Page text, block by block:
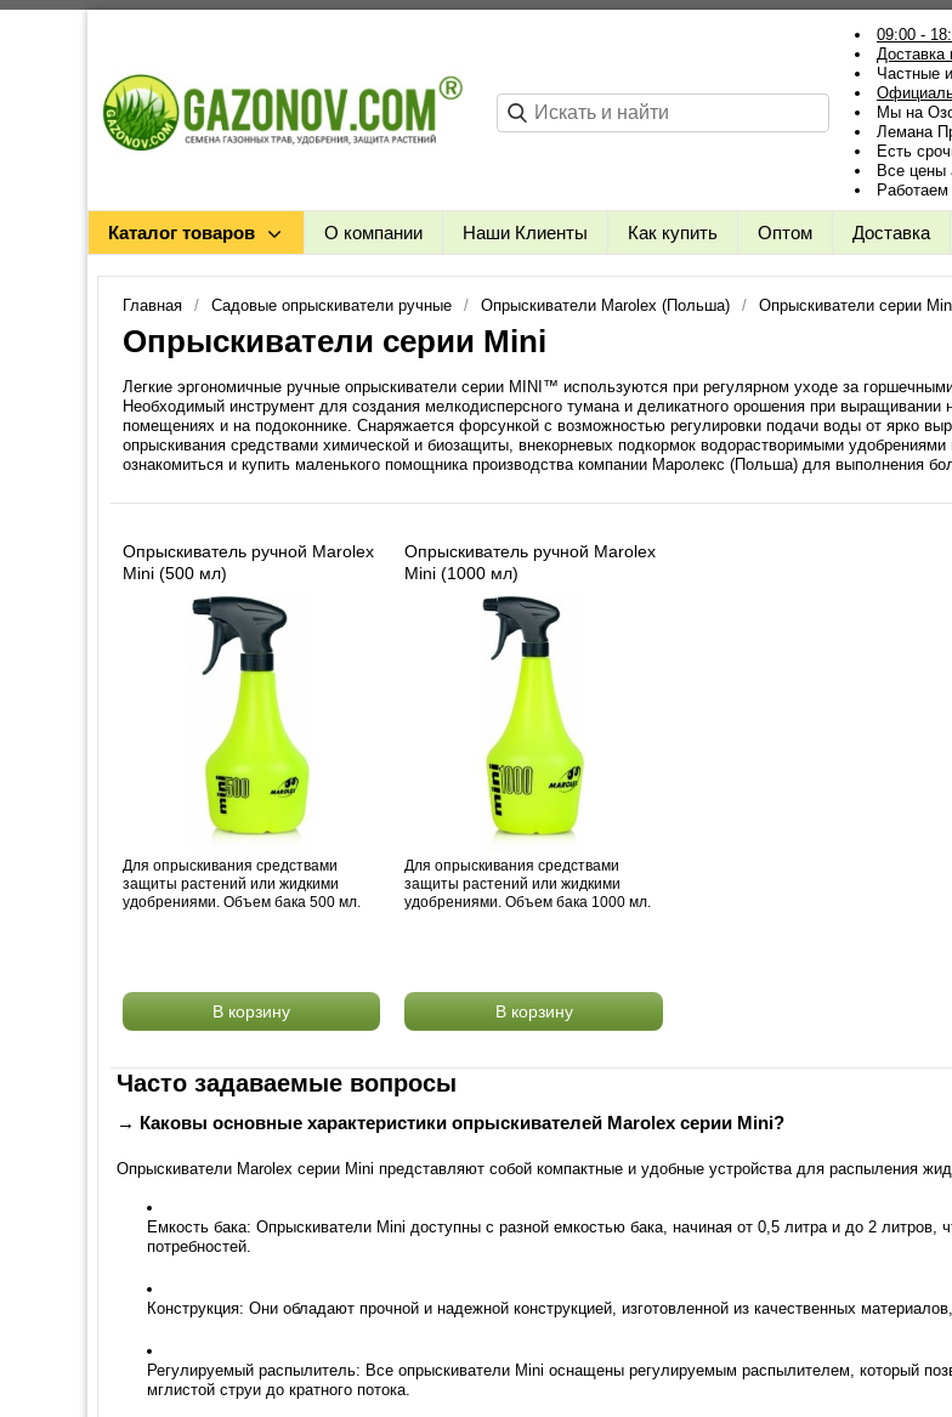
09:00 -
Доставка
Частные
Мы на
Лемана
Есть
Все цены
Каталог товаров О компании Наши Клиенты Как купить Оптом Доставка
Главная Садовые опрыскиватели ручные Опрыскиватели Marolex (Польша) Опрыскиватели серии
Опрыскиватели серии Mini
Легкие эргономичные ручные опрыскиватели серии MINI™ используются при регулярном уходе за
Необходимый инструмент для создания мелкодисперсного тумана и деликатного орошения при
помещениях и на подоконнике. Снаряжается форсункой с возможностью регулировки подачи воды от ярко
опрыскивания средствами химической и биозащиты, внекорневых подкормок водорастворимыми удобрениями
ознакомиться и купить маленького помощника производства компании Маролекс (Польша) для выполнения
Опрыскиватель ручной Marolex
Mini (500 мл)
Для опрыскивания средствами
защиты растений или жидкими
удобрениями. Объем бака 500 мл.
В корзину
Опрыскиватель ручной Marolex
Mini (1000 мл)
Для опрыскивания средствами
защиты растений или жидкими
удобрениями. Объем бака 1000 мл.
В корзину
Часто задаваемые вопросы
→ Каковы основные характеристики опрыскивателей Marolex серии Mini?
Опрыскиватели Marolex серии Mini представляют собой компактные и удобные устройства для распыления
Емкость бака: Опрыскиватели Mini доступны с разной емкостью бака, начиная от 0,5 литра и до 2 литров,
потребностей.
Конструкция: Они обладают прочной и надежной конструкцией, изготовленной из качественных
Регулируемый распылитель: Все опрыскиватели Mini оснащены регулируемым распылителем, который
мглистой струи до кратного потока.